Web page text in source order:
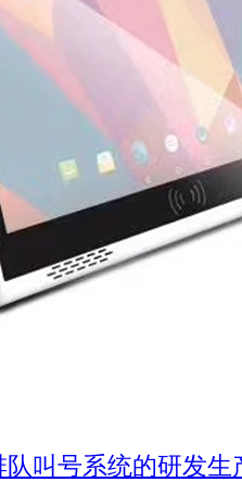
叫号系统的研发